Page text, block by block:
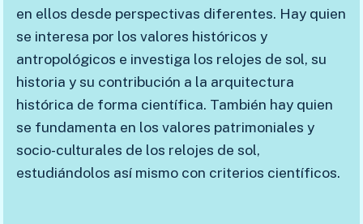
en ellos desde perspectivas diferentes. Hay quien
se interesa por los valores históricos y
antropológicos e investiga los relojes de sol, su
historia y su contribución a la arquitectura
histórica de forma científica. También hay quien
se fundamenta en los valores patrimoniales y
socio-culturales de los relojes de sol,
estudiándolos así mismo con criterios científicos.